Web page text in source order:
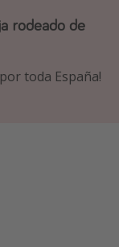
rodeado de
toda España!